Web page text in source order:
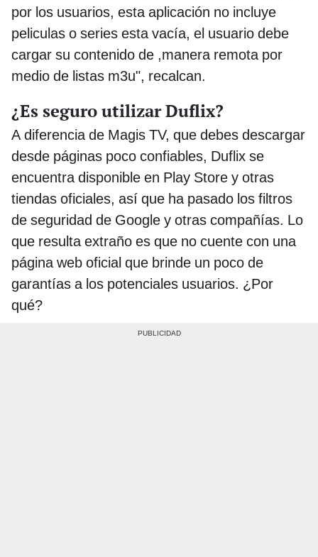
por los usuarios, esta aplicación no incluye
peliculas o series esta vacía, el usuario debe
cargar su contenido de ,manera remota por
medio de listas m3u", recalcan.
¿Es seguro utilizar Duflix?
A diferencia de Magis TV, que debes descargar
desde páginas poco confiables, Duflix se
encuentra disponible en Play Store y otras
tiendas oficiales, así que ha pasado los filtros
de seguridad de Google y otras compañías. Lo
que resulta extraño es que no cuente con una
página web oficial que brinde un poco de
garantías a los potenciales usuarios. ¿Por
qué?